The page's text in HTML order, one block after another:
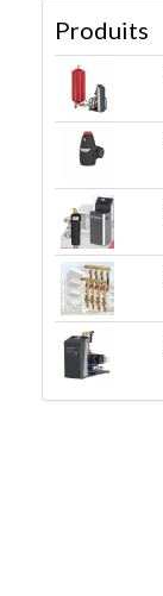
Produits